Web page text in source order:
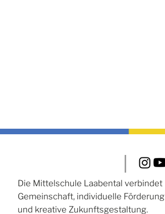
Abschluss
Die Mittelschule Laabental verbindet
Gemeinschaft, individuelle Förderung
und kreative Zukunftsgestaltung.